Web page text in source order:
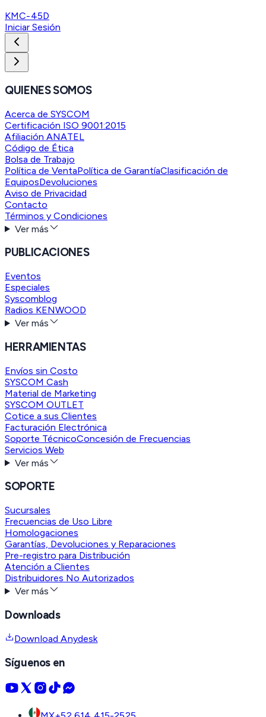
KMC-45D
Iniciar Sesión
QUIENES SOMOS
Acerca de SYSCOM
Certificación ISO 9001:2015
Afiliación ANATEL
Código de Ética
Bolsa de Trabajo
Política de VentaPolítica de GarantíaClasificación de
EquiposDevoluciones
Aviso de Privacidad
Contacto
Términos y Condiciones
Ver más
PUBLICACIONES
Eventos
Especiales
Syscomblog
Radios KENWOOD
Ver más
HERRAMIENTAS
Envíos sin Costo
SYSCOM Cash
Material de Marketing
SYSCOM OUTLET
Cotice a sus Clientes
Facturación Electrónica
Soporte TécnicoConcesión de Frecuencias
Servicios Web
Ver más
SOPORTE
Sucursales
Frecuencias de Uso Libre
Homologaciones
Garantías, Devoluciones y Reparaciones
Pre-registro para Distribución
Atención a Clientes
Distribuidores No Autorizados
Ver más
Downloads
Download Anydesk
Síguenos en